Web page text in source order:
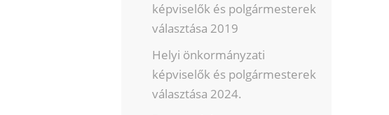
képviselők és polgármesterek
választása 2019
Helyi önkormányzati
képviselők és polgármesterek
választása 2024.